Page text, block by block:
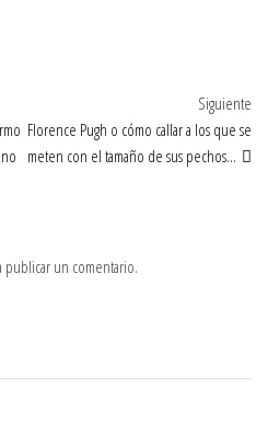
Siguiente
Florence Pugh o cómo callar a los que se
meten con el tamaño de sus pechos…
publicar un comentario.